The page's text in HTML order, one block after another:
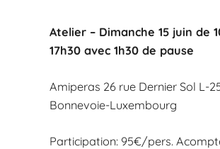
Atelier – Dimanche 15 juin de
17h30 avec 1h30 de pause
Amiperas 26 rue Dernier Sol L-
Bonnevoie-Luxembourg
Participation: 95€/pers.